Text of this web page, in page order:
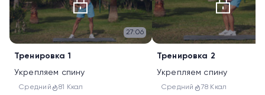
27:06
Тренировка 1
Укрепляем спину
Средний 81 Ккал
Тренировка 2
Укрепляем спину
Средний 78 Ккал